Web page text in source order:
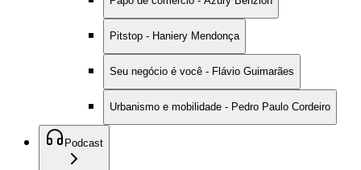
Pitstop - Haniery Mendonça
Seu negócio é você - Flávio Guimarães
Urbanismo e mobilidade - Pedro Paulo Cordeiro
Podcast